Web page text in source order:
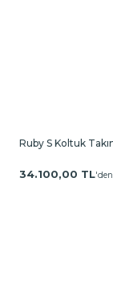
Ruby S Koltuk
34.100,00 TL